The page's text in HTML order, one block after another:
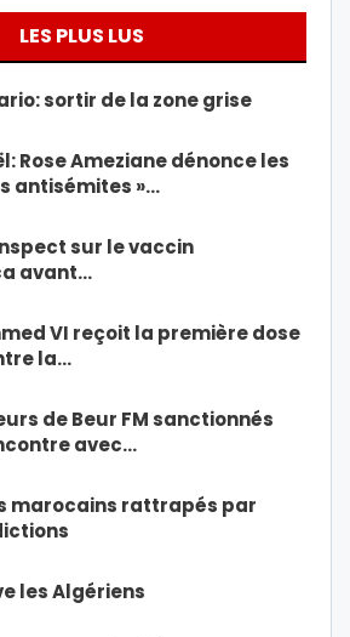
LES PLUS LUS
sortir de la zone grise
Rose Ameziane dénonce les
antisémites »…
sur le vaccin
avant…
VI reçoit la première dose
la…
de Beur FM sanctionnés
avec…
marocains rattrapés par
les Algériens